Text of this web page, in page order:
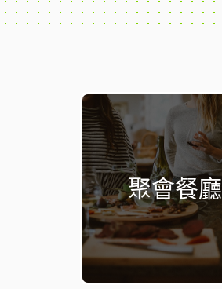
聚會餐廳